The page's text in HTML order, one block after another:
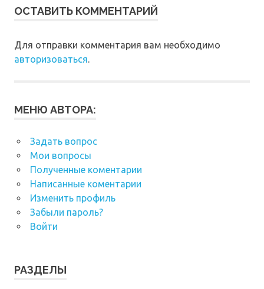
ОСТАВИТЬ КОММЕНТАРИЙ
Для отправки комментария вам необходимо
авторизоваться.
МЕНЮ АВТОРА:
Задать вопрос
Мои вопросы
Полученные коментарии
Написанные коментарии
Изменить профиль
Забыли пароль?
Войти
РАЗДЕЛЫ